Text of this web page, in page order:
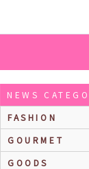
ト」キャラクター
NEWS
FASHION
GOURMET
GOODS